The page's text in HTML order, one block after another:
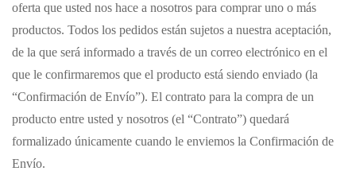
oferta que usted nos hace a nosotros para comprar uno o más
productos. Todos los pedidos están sujetos a nuestra aceptación,
de la que será informado a través de un correo electrónico en el
que le confirmaremos que el producto está siendo enviado (la
“Confirmación de Envío”). El contrato para la compra de un
producto entre usted y nosotros (el “Contrato”) quedará
formalizado únicamente cuando le enviemos la Confirmación de
Envío.